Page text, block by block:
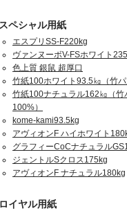
スペシャル用紙
エスプリSS-F220kg
ヴァンヌーボV-FSホワイト
色上質 銀鼠 超厚口
竹紙100ホワイト93.5㎏（竹パ
竹紙100ナチュラル162㎏（竹
100%）
kome-kami93.5kg
アヴィオンF ハイホワイト
グラフィーCoCナチュラル
ジェントルSクロス175kg
アヴィオンF ナチュラル180kg
ロイヤル用紙